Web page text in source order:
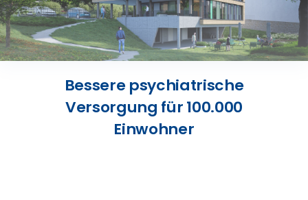
Presse
Kontakt
Bessere psychiatrische
Versorgung für 100.000
Einwohner